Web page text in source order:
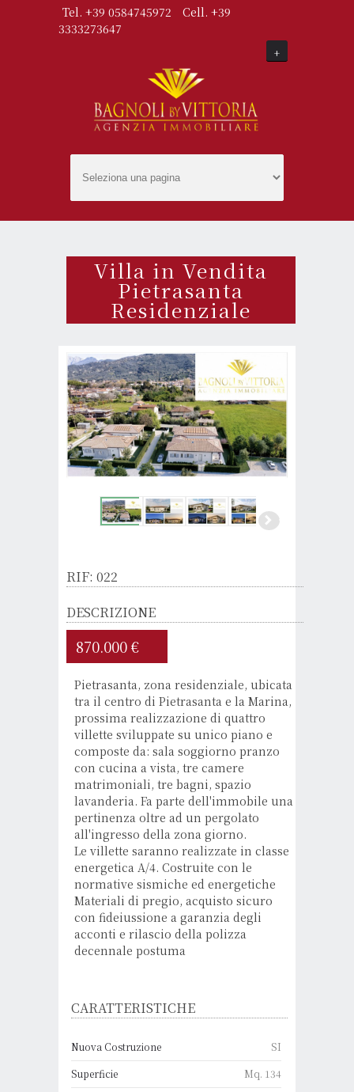
Tel. +39 0584745972
Cell. +39
3333273647
+
Villa in Vendita
Pietrasanta
Residenziale
RIF: 022
DESCRIZIONE
870.000 €
Pietrasanta, zona residenziale, ubicata
tra il centro di Pietrasanta e la Marina,
prossima realizzazione di quattro
villette sviluppate su unico piano e
composte da: sala soggiorno pranzo
con cucina a vista, tre camere
matrimoniali, tre bagni, spazio
lavanderia. Fa parte dell'immobile una
pertinenza oltre ad un pergolato
all'ingresso della zona giorno.
Le villette saranno realizzate in classe
energetica A/4. Costruite con le
normative sismiche ed energetiche
Materiali di pregio, acquisto sicuro
con fideiussione a garanzia degli
acconti e rilascio della polizza
decennale postuma
CARATTERISTICHE
Nuova Costruzione
SI
Superficie
Mq. 134